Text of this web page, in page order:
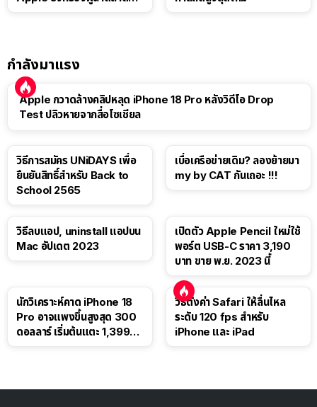
กำลังมาแรง
Apple กวาดล้างคลิปหลุด iPhone 18 Pro หลังวิดีโอ Drop
Test ปลิวหายจากสื่อโซเชียล
วิธีการสมัคร UNiDAYS เพื่อ
ยืนยันสิทธิ์สำหรับ Back to
School 2565
เบื่อเครือข่ายเดิม? ลองย้ายมา
my by CAT กันเถอะ !!!
วิธีลบแอป, uninstall แอปบน
Mac อัปเดต 2023
เปิดตัว Apple Pencil ใหม่ใช้
พอร์ต USB-C ราคา 3,190
บาท ขาย พ.ย. 2023 นี้
นักวิเคราะห์คาด iPhone 18
Pro อาจแพงขึ้นสูงสุด 300
ดอลลาร์ เริ่มต้นแตะ 1,399
วิธีตั้งค่า Safari ให้ลื่นไหล
ระดับ 120 fps สำหรับ
iPhone และ iPad